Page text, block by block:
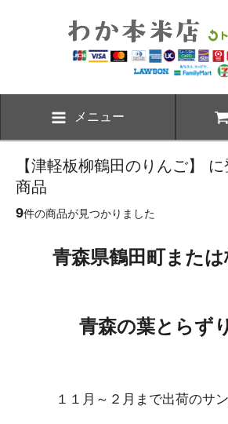
メニュー
【津軽板柳鶴田のりんご】
商品
9件の商品が見つかりました
青森県鶴田町また
青森の葉とらず
１１月～２月まで出荷のサ